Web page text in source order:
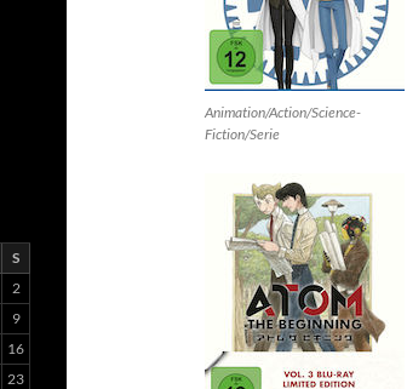
Animation/Action/Science-
Fiction/Serie
S
2
9
16
23